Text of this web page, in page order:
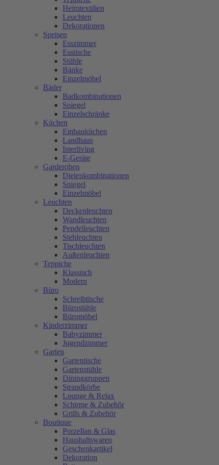
Heimtextilien
Leuchten
Dekorationen
Speisen
Esszimmer
Esstische
Stühle
Bänke
Einzelmöbel
Bäder
Badkombinationen
Spiegel
Einzelschränke
Küchen
Einbauküchen
Landhaus
Interliving
E-Geräte
Garderoben
Dielenkombinationen
Spiegel
Einzelmöbel
Leuchten
Deckenleuchten
Wandleuchten
Pendelleuchten
Stehleuchten
Tischleuchten
Außenleuchten
Teppiche
Klassisch
Modern
Büro
Schreibtische
Bürostühle
Büromöbel
Kinderzimmer
Babyzimmer
Jugendzimmer
Garten
Gartentische
Gartenstühle
Dininggruppen
Strandkörbe
Lounge & Relax
Schirme & Zubehör
Grills & Zubehör
Boutique
Porzellan & Glas
Haushaltswaren
Geschenkartikel
Dekoration